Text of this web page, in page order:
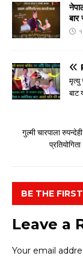
मृत्यु
गुल्मी चारपाला
BE THE
Leave a
Your email